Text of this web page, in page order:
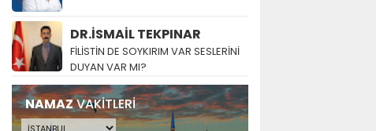
DR.İSMAİL TEKPINAR
FİLİSTİN DE SOYKIRIM VAR SESLERİNİ
DUYAN VAR MI?
NAMAZVAKİTLERİ